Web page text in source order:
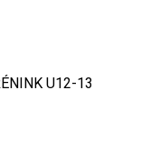
U12-13